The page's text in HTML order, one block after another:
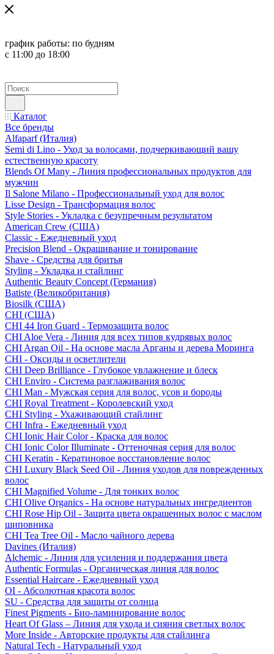
график работы: по будням
с 11:00 до 18:00
Каталог
Все бренды
Alfaparf (Италия)
Semi di Lino - Уход за волосами, подчеркивающий вашу
естественную красоту
Blends Of Many - Линия профессиональных продуктов для
мужчин
Il Salone Milano - Профессиональный уход для волос
Lisse Design - Трансформация волос
Style Stories - Укладка с безупречным результатом
American Crew (США)
Classic - Ежедневный уход
Precision Blend - Окрашивание и тонирование
Shave - Средства для бритья
Styling - Укладка и стайлинг
Authentic Beauty Concept (Германия)
Batiste (Великобритания)
Biosilk (США)
CHI (США)
CHI 44 Iron Guard - Термозащита волос
CHI Aloe Vera - Линия для всех типов кудрявых волос
CHI Argan Oil - На основе масла Арганы и дерева Моринга
CHI - Оксиды и осветлители
CHI Deep Brilliance - Глубокое увлажнение и блеск
CHI Enviro - Система разглаживания волос
CHI Man - Мужская серия для волос, усов и бороды
CHI Royal Treatment - Королевский уход
CHI Styling - Ухаживающий стайлинг
CHI Infra - Ежедневный уход
CHI Ionic Hair Color - Краска для волос
CHI Ionic Color Illuminate - Оттеночная серия для волос
CHI Keratin - Кератиновое восстановление волос
CHI Luxury Black Seed Oil - Линия уходов для поврежденных
волос
CHI Magnified Volume - Для тонких волос
CHI Olive Organics - На основе натуральных ингредиентов
CHI Rose Hip Oil - Защита цвета окрашенных волос с маслом
шиповника
CHI Tea Tree Oil - Масло чайного дерева
Davines (Италия)
Alchemic - Линия для усиления и поддержания цвета
Authentic Formulas - Органическая линия для волос
Essential Haircare - Eжедневный уход
OI - Абсолютная красота волос
SU - Средства для защиты от солнца
Finest Pigments - Био-ламинирование волос
Heart Of Glass – Линия для ухода и сияния светлых волос
More Inside - Авторские продукты для стайлинга
Natural Tech - Натуральный уход